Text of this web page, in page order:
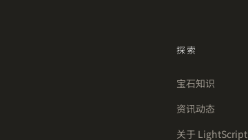
探索
宝石知识
资讯动态
关于 LightScript